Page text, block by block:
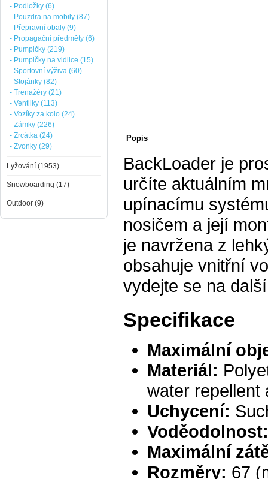
Popis
BackLoader je
určíte aktuálním
upínacímu
nosičem a její
je navržena z
obsahuje vnitřní
vydejte se na
Specifikace
Maximální
Materiál:
water repellent
Uchycení:
Maximální
Rozměry: 67
- Podložky (6)
- Pouzdra na mobily (87)
- Přepravní obaly (9)
- Propagační předměty (6)
- Pumpičky (219)
- Pumpičky na vidlice (15)
- Sportovní výživa (60)
- Stojánky (82)
- Trenažéry (21)
- Ventilky (113)
- Vozíky za kolo (24)
- Zámky (226)
- Zrcátka (24)
- Zvonky (29)
Lyžování (1953)
Snowboarding (17)
Outdoor (9)